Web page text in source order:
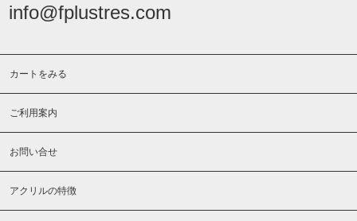
info@fplustres.com
カートをみる
ご利用案内
お問い合せ
アクリルの特徴